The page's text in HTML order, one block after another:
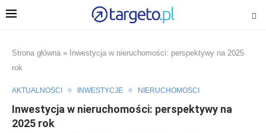
Strona główna » Inwestycja w nieruchomości: perspektywy na 2025
rok
AKTUALNOŚCI INWESTYCJE NIERUCHOMOŚCI
Inwestycja w nieruchomości: perspektywy na
2025 rok